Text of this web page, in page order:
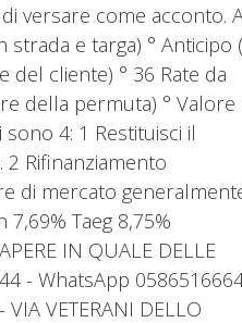
versare come acconto.
e targa) ° Anticipo
del cliente) ° 36 Rate da
della permuta) ° Valore
4: 1 Restituisci il
Rifinanziamento
di mercato
Taeg 8,75%
IN QUALE DELLE
44 - WhatsApp
VETERANI DELLO